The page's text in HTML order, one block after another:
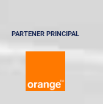
PARTENER PRINCIPAL